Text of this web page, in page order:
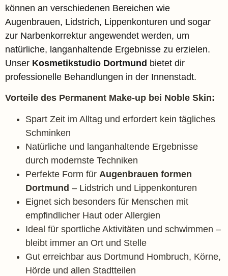
können an verschiedenen Bereichen wie
Augenbrauen, Lidstrich, Lippenkonturen und sogar
zur Narbenkorrektur angewendet werden, um
natürliche, langanhaltende Ergebnisse zu erzielen.
Unser Kosmetikstudio Dortmund bietet dir
professionelle Behandlungen in der Innenstadt.
Vorteile des Permanent Make-up bei Noble Skin:
Spart Zeit im Alltag und erfordert kein tägliches
Schminken
Natürliche und langanhaltende Ergebnisse
durch modernste Techniken
Perfekte Form für Augenbrauen formen
Dortmund – Lidstrich und Lippenkonturen
Eignet sich besonders für Menschen mit
empfindlicher Haut oder Allergien
Ideal für sportliche Aktivitäten und schwimmen –
bleibt immer an Ort und Stelle
Gut erreichbar aus Dortmund Hombruch, Körne,
Hörde und allen Stadtteilen